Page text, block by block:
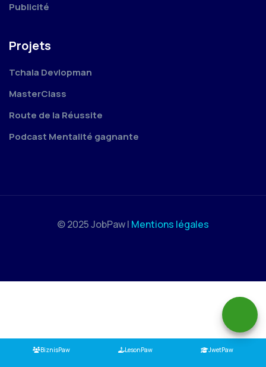
BiznisPaw LesonPaw JwetPaw
Publicité
Projets
Tchala Devlopman
MasterClass
Route de la Réussite
Podcast Mentalité gagnante
© 2025 JobPaw | Mentions légales